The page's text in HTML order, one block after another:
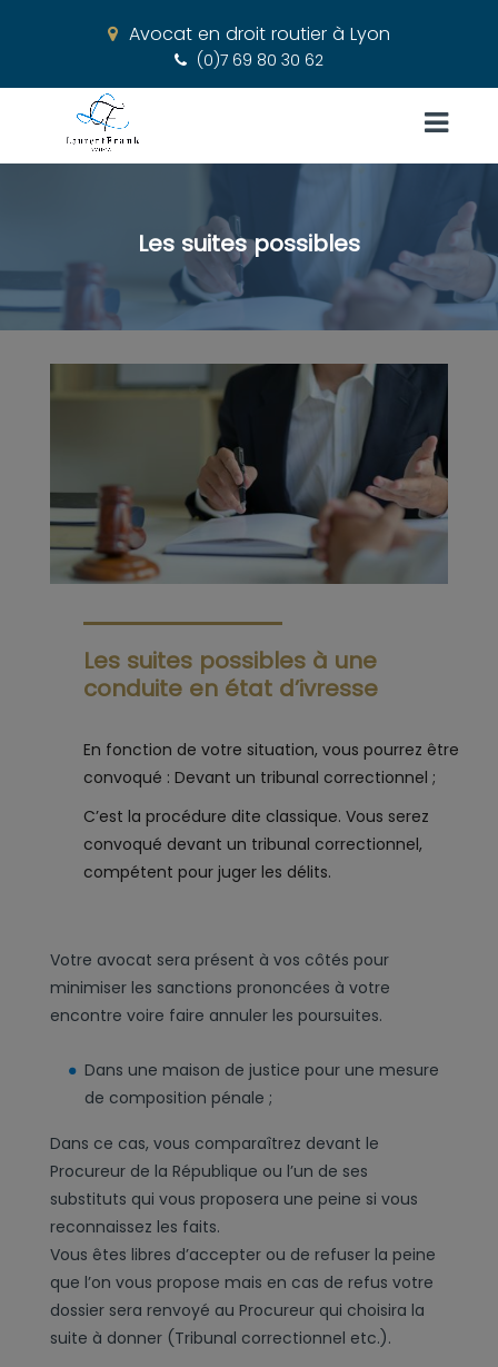
Avocat en droit routier à Lyon
(0)7 69 80 30 62
Les suites possibles
Les suites possibles à une
conduite en état d’ivresse
​En fonction de votre situation, vous pourrez être
convoqué : Devant un tribunal correctionnel ;
C’est la procédure dite classique. Vous serez
convoqué devant un tribunal correctionnel,
compétent pour juger les délits.
Votre avocat sera présent à vos côtés pour
minimiser les sanctions prononcées à votre
encontre voire faire annuler les poursuites.
Dans une maison de justice pour une mesure
de composition pénale ;
Dans ce cas, vous comparaîtrez devant le
Procureur de la République ou l’un de ses
substituts qui vous proposera une peine si vous
reconnaissez les faits.
Vous êtes libres d’accepter ou de refuser la peine
que l’on vous propose mais en cas de refus votre
dossier sera renvoyé au Procureur qui choisira la
suite à donner (Tribunal correctionnel etc.).